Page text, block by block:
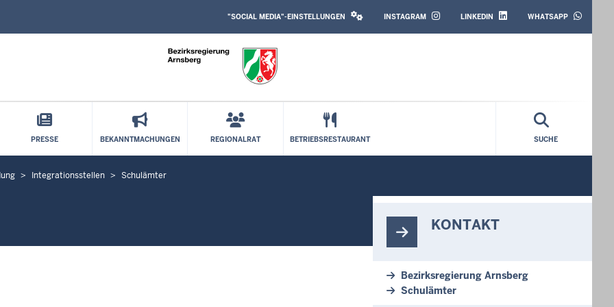
MEDIA
"SOCIAL MEDIA"-EINSTELLUNGEN
MEDIA
INSTAGRAM LINKEDIN WHATSAPP
PRESSE BEKANNTMACHUNGEN REGIONALRAT BETRIEBSRESTAURANT SUCHE
Integrationsstellen Schulämter
KONTAKT
Bezirksregierung Arnsberg
Schulämter